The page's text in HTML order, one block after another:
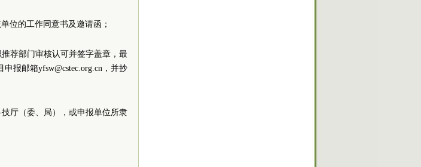
位的工作同意书及邀请函；
荐部门审核认可并签字盖章，最
报邮箱yfsw@cstec.org.cn，并抄
厅（委、局），或申报单位所隶